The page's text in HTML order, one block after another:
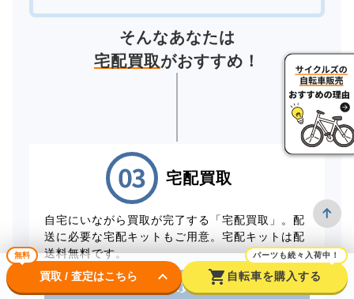
そんなあなたは
宅配買取がおすすめ！
宅配買取
自宅にいながら買取が完了する「宅配買取」。配
送に必要な宅配キットもご用意。宅配キットは配
送料無料です。
電話から出張買取を申し込む
無料
買取 / 査定はこちら keyboard_arrow_down shopping_cart
パーツも続々入荷中！
自転車を購入する